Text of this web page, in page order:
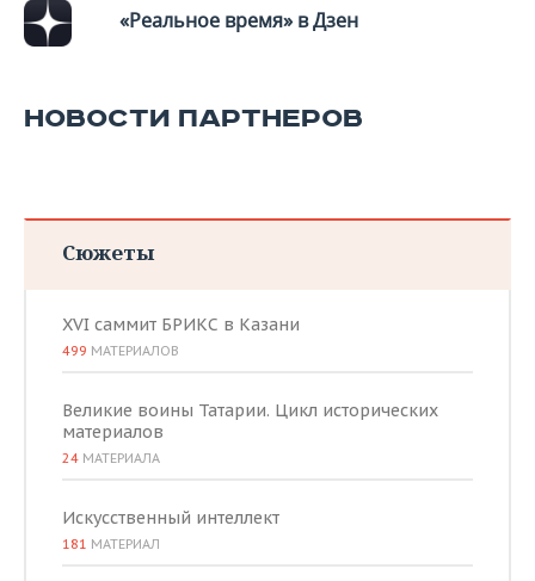
«Реальное время» в Дзен
НОВОСТИ ПАРТНЕРОВ
Сюжеты
XVI саммит БРИКС в Казани
499 МАТЕРИАЛОВ
Великие воины Татарии. Цикл исторических
материалов
24 МАТЕРИАЛА
Искусственный интеллект
181 МАТЕРИАЛ